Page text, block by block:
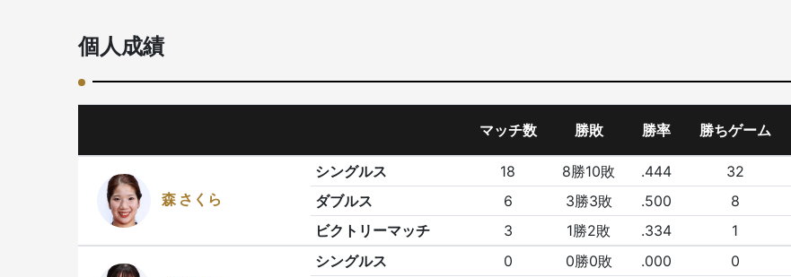
個人成績
マッチ数 勝敗 勝率 勝ちゲーム
森 さくら
シングルス 18 8勝10敗 .444 32
ダブルス
6 3勝3敗 .500 8
ビクトリーマッチ
3 1勝2敗 .334 1
シングルス 0 0勝0敗 .000 0